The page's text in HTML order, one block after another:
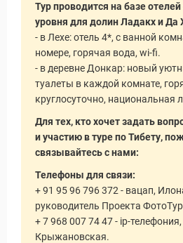
Тур проводится на базе
уровня для долин Ладакх и Да
- в Лехе: отель 4*, с ванной
номере, горячая вода, wi-fi.
- в деревне Донкар: новый
туалеты в каждой комнате,
круглосуточно, национальная
Для тех, кто хочет задать
и участию в туре по Тибету,
связывайтесь с нами:
Телефоны для связи:
+ 91 95 96 796 372 - вацап,
руководитель Проекта
+ 7 968 007 74 47 - ip-
Крыжановская.